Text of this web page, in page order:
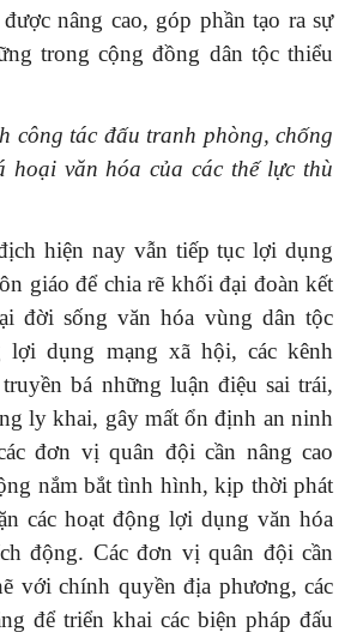
nâng cao, góp phần tạo ra sự
trong cộng đồng dân tộc thiểu
công tác đấu tranh phòng, chống
hoại văn hóa của các thế lực thù
hiện nay vẫn tiếp tục lợi dụng
giáo để chia rẽ khối đại đoàn kết
đời sống văn hóa vùng dân tộc
lợi dụng mạng xã hội, các kênh
bá những luận điệu sai trái,
ly khai, gây mất ổn định an ninh
đơn vị quân đội cần nâng cao
nắm bắt tình hình, kịp thời phát
các hoạt động lợi dụng văn hóa
động. Các đơn vị quân đội cần
với chính quyền địa phương, các
để triển khai các biện pháp đấu